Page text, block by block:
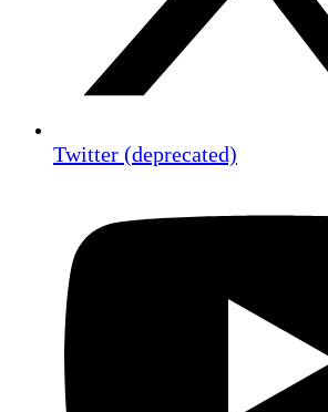
Twitter (deprecated)